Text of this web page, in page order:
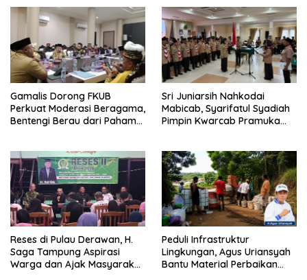
Gamalis Dorong FKUB
Perkuat Moderasi Beragama,
Bentengi Berau dari Paham
Sri Juniarsih Nahkodai
Mabicab, Syarifatul Syadiah
Pimpin Kwarcab Pramuka
Reses di Pulau Derawan, H.
Saga Tampung Aspirasi
Warga dan Ajak Masyarakat
Peduli Infrastruktur
Lingkungan, Agus Uriansyah
Bantu Material Perbaikan